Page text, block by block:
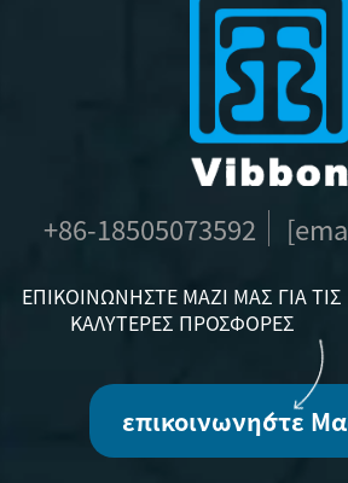
+86-18505073592
ΕΠΙΚΟΙΝΩΝΉΣΤΕ ΜΑΖΊ ΜΑΣ ΓΙΑ ΤΙΣ
ΚΑΛΎΤΕΡΕΣ ΠΡΟΣΦΟΡΈΣ
επικοινωνήστε